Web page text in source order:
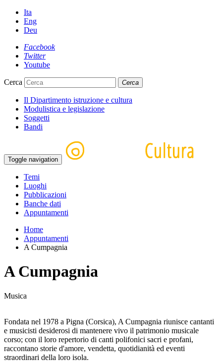
Ita
Eng
Deu
Facebook
Twitter
Youtube
Cerca Cerca
Il Dipartimento istruzione e cultura
Modulistica e legislazione
Soggetti
Bandi
Toggle navigation
Temi
Luoghi
Pubblicazioni
Banche dati
Appuntamenti
Home
Appuntamenti
A Cumpagnia
A Cumpagnia
Musica
Fondata nel 1978 a Pigna (Corsica), A Cumpagnia riunisce cantanti
e musicisti desiderosi di mantenere vivo il patrimonio musicale
corso; con il loro repertorio di canti polifonici sacri e profani,
raccontano storie d'amore, vendetta, quotidianità ed eventi
straordinari della loro isola.